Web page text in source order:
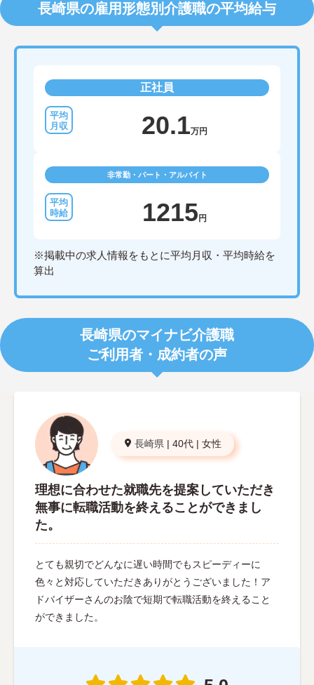
長崎県の雇用形態別介護職の平均給与
正社員
20.1万円
非常勤・パート・アルバイト
1215 円
※掲載中の求人情報をもとに平均月収・平均時給を
算出
長崎県のマイナビ介護職
ご利用者・成約者の声
長崎県 | 40代 | 女性
理想に合わせた就職先を提案していただき
無事に転職活動を終えることができまし
た。
とても親切でどんなに遅い時間でもスピーディーに
色々と対応していただきありがとうございました！ア
ドバイザーさんのお陰で短期で転職活動を終えること
ができました。